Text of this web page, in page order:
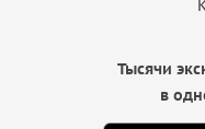
Тысячи
в